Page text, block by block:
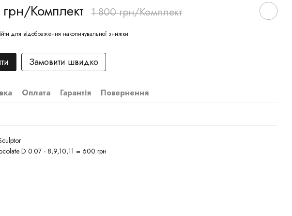
Комплект 1 800 грн/Комплект
для відображення накопичувальної знижки
Замовити швидко
Оплата Гарантія
Повернення
D 0.07 - 8,9,10,11 = 600 грн